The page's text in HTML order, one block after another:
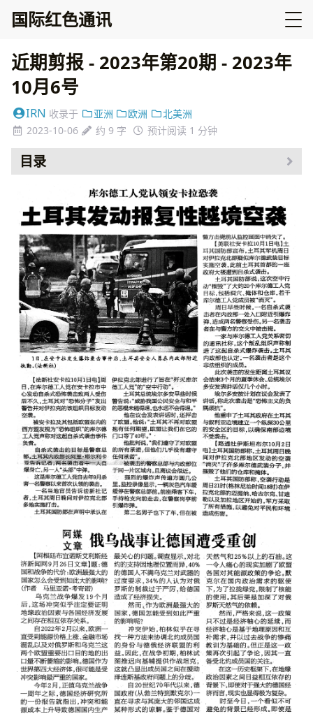
国际红色通讯
近期剪报 - 2023年第20期 - 2023年
10月6号
IRN 收录于 亚洲 欧洲
北美洲
2023-10-06
约 9 字 预计阅读 1 分钟
目录